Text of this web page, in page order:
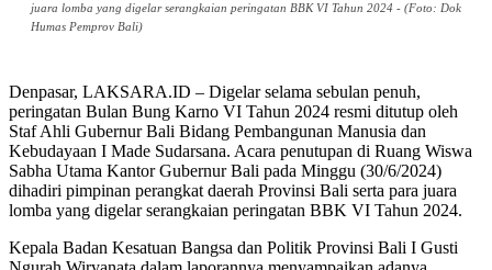
juara lomba yang digelar serangkaian peringatan BBK VI Tahun 2024 - (Foto: Dok
Humas Pemprov Bali)
Denpasar, LAKSARA.ID – Digelar selama sebulan penuh,
peringatan Bulan Bung Karno VI Tahun 2024 resmi ditutup oleh
Staf Ahli Gubernur Bali Bidang Pembangunan Manusia dan
Kebudayaan I Made Sudarsana. Acara penutupan di Ruang Wiswa
Sabha Utama Kantor Gubernur Bali pada Minggu (30/6/2024)
dihadiri pimpinan perangkat daerah Provinsi Bali serta para juara
lomba yang digelar serangkaian peringatan BBK VI Tahun 2024.
Kepala Badan Kesatuan Bangsa dan Politik Provinsi Bali I Gusti